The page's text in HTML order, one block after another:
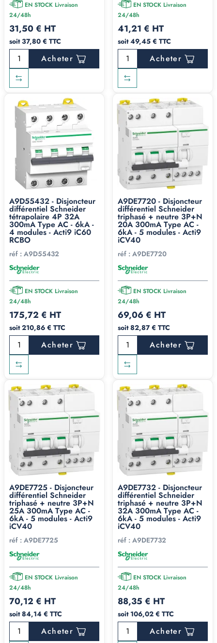
EN STOCK Livraison
24/48h
31,50 € HT
soit 37,80 € TTC
Acheter
EN STOCK Livraison
24/48h
41,21 € HT
soit 49,45 € TTC
Acheter
A9D55432 - Disjoncteur
différentiel Schneider
tétrapolaire 4P 32A
300mA Type AC - 6kA -
4 modules - Acti9 iC60
RCBO
réf : A9D55432
EN STOCK Livraison
24/48h
175,72 € HT
soit 210,86 € TTC
Acheter
A9DE7720 - Disjoncteur
différentiel Schneider
triphasé + neutre 3P+N
20A 300mA Type AC -
6kA - 5 modules - Acti9
iCV40
réf : A9DE7720
EN STOCK Livraison
24/48h
69,06 € HT
soit 82,87 € TTC
Acheter
A9DE7725 - Disjoncteur
différentiel Schneider
triphasé + neutre 3P+N
25A 300mA Type AC -
6kA - 5 modules - Acti9
iCV40
réf : A9DE7725
EN STOCK Livraison
24/48h
70,12 € HT
soit 84,14 € TTC
Acheter
A9DE7732 - Disjoncteur
différentiel Schneider
triphasé + neutre 3P+N
32A 300mA Type AC -
6kA - 5 modules - Acti9
iCV40
réf : A9DE7732
EN STOCK Livraison
24/48h
88,35 € HT
soit 106,02 € TTC
Acheter